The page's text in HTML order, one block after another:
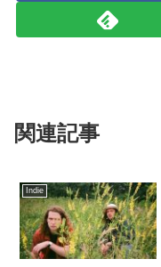
関連記事
Indie